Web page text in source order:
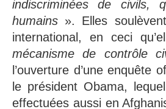
indiscriminées de civils,
humains ». Elles
international, en ceci
mécanisme de contrôle
l’ouverture d’une enquête
le président Obama,
effectuées aussi en